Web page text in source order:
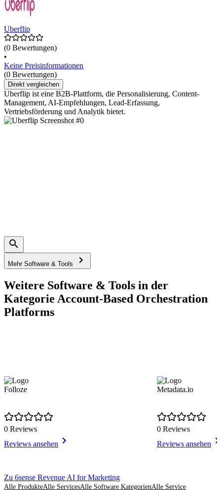
Uberflip
(0 Bewertungen)
•
Keine Preisinformationen
(0 Bewertungen)
Direkt vergleichen
Uberflip ist eine B2B-Plattform, die Personalisierung, Content-
Management, AI-Empfehlungen, Lead-Erfassung,
Vertriebsförderung und Analytik bietet.
Mehr Software & Tools
Weitere Software & Tools in der
Kategorie Account-Based Orchestration
Platforms
Folloze
0 Reviews
Reviews ansehen
Metadata.io
0 Reviews
Reviews ansehen
Item
1
Zu 6sense Revenue AI for Marketing
Alle ProdukteAlle ServicesAlle Software KategorienAlle Service